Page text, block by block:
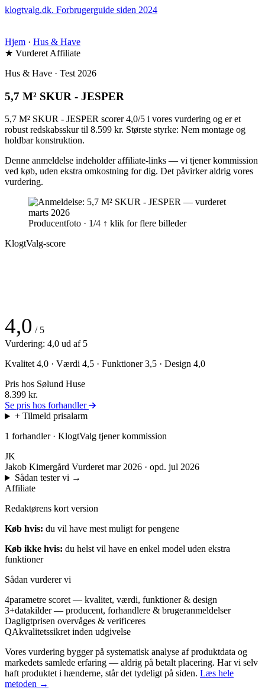
klogtvalg.dk. Forbrugerguide siden 2024
Hjem · Hus & Have
★ Vurderet Affiliate
Hus & Have · Test 2026
5,7 M² SKUR - JESPER
5,7 M² SKUR - JESPER scorer 4,0/5 i vores vurdering og er et
robust redskabsskur til 8.599 kr. Største styrke: Nem montage og
holdbar konstruktion.
Denne anmeldelse indeholder affiliate-links — vi tjener kommission
ved køb, uden ekstra omkostning for dig. Det påvirker aldrig vores
vurdering.
Producentfoto · 1/4 ↑ klik for flere billeder
KlogtValg-score
4,0 / 5
Vurdering: 4,0 ud af 5
Kvalitet 4,0 · Værdi 4,5 · Funktioner 3,5 · Design 4,0
Pris hos Sølund Huse
8.399 kr.
Se pris hos forhandler
+ Tilmeld prisalarm
1 forhandler · KlogtValg tjener kommission
JK
Jakob Kimergård Vurderet mar 2026 · opd. jul 2026
Sådan tester vi →
Affiliate
Redaktørens kort version
Køb hvis: du vil have mest muligt for pengene
Køb ikke hvis: du helst vil have en enkel model uden ekstra
funktioner
Sådan vurderer vi
4parametre scoret — kvalitet, værdi, funktioner & design
3+datakilder — producent, forhandlere & brugeranmeldelser
Dagligtprisen overvåges & verificeres
QAkvalitetssikret inden udgivelse
Vores vurdering bygger på systematisk analyse af produktdata og
markedets samlede erfaring — aldrig på betalt placering. Har vi selv
haft produktet i hænderne, står det tydeligt på siden. Læs hele
metoden →